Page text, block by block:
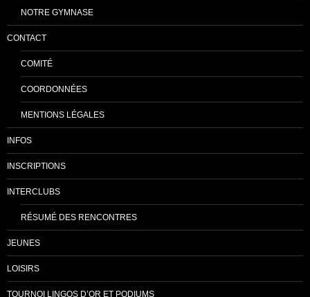
NOTRE GYMNASE
CONTACT
COMITÉ
COORDONNÉES
MENTIONS LÉGALES
INFOS
INSCRIPTIONS
INTERCLUBS
RÉSUMÉ DES RENCONTRES
JEUNES
LOISIRS
TOURNOI LINGOS D’OR ET PODIUMS